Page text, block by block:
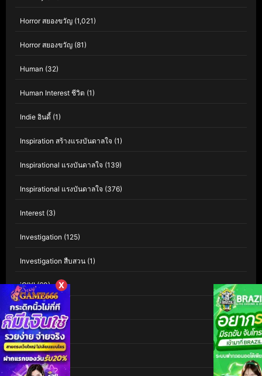
Horror สยองขวัญ (1,021)
Horror สยองขวัญ (81)
Human (32)
Human Interest ชีวิต (1)
Indie อินดี้ (1)
Inspiration สร้างแรงบันดาลใจ (1)
Inspirational แรงบันดาลใจ (139)
Inspirational แรงบันดาลใจ (376)
Interest (3)
Investigation (125)
Investigation สืบสวน (1)
iQIYI(60)
Isekai(1)
Kaiju(1)
Kids(80)
X